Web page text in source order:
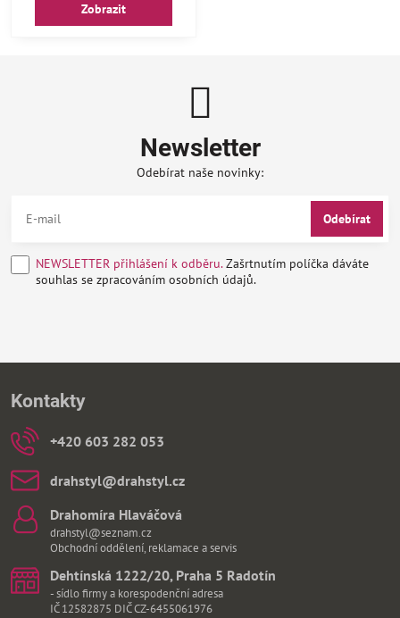
Zobrazit
Newsletter
Odebírat naše novinky:
Odebírat
NEWSLETTER přihlášení k odběru.Zašrtnutím políčka dáváte
souhlas se zpracováním osobních údajů.
Kontakty
+420 603 282 053
drahstyl​@drahstyl​.cz
Drahomíra Hlaváčová
drahstyl@seznam.cz
Obchodní oddělení, reklamace a servis
Dehtínská 1222/20, Praha 5 Radotín
- sídlo firmy a korespodenční adresa
IČ 12582875 DIČ CZ-6455061976